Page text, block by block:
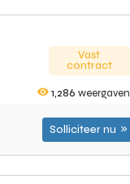
Vast
contract
1,286 weergaven
Solliciteer nu